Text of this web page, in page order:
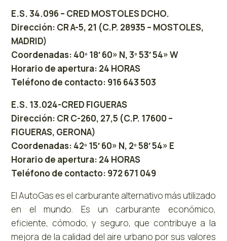
E.S. 34.096 – CRED MOSTOLES DCHO.
Dirección: CR A-5, 21 (C.P. 28935 – MOSTOLES,
MADRID)
Coordenadas: 40º 18′ 60» N, 3º 53′ 54» W
Horario de apertura: 24 HORAS
Teléfono de contacto: 916 643 503
E.S. 13.024-CRED FIGUERAS
Dirección: CR C-260, 27,5 (C.P. 17600 –
FIGUERAS, GERONA)
Coordenadas: 42º 15′ 60» N, 2º 58′ 54» E
Horario de apertura: 24 HORAS
Teléfono de contacto: 972 671 049
El AutoGas es el carburante alternativo más utilizado
en el mundo. Es un carburante económico,
eficiente, cómodo, y seguro, que contribuye a la
mejora de la calidad del aire urbano por sus valores